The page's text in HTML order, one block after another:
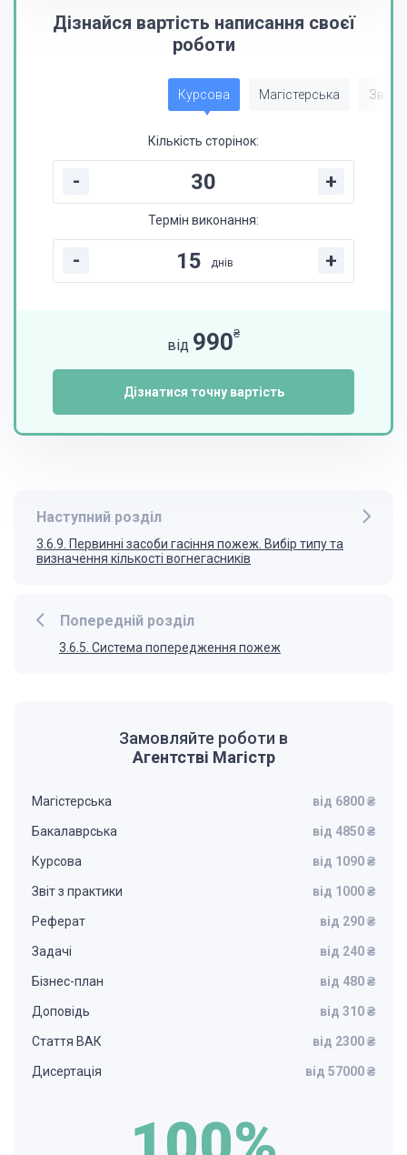
Дізнайся вартість написання своєї
роботи
Курсова Магістерська Звіт
Кількість сторінок:
- +
Термін виконання:
- днів +
від 990₴
Дізнатися точну вартість
Попередній розділ
3.6.5. Система попередження пожеж
Наступний розділ
3.6.9. Первинні засоби гасіння пожеж. Вибір типу та
визначення кількості вогнегасників
Замовляйте роботи в
Агентстві Магістр
Магістерська від 6800 ₴
Бакалаврська від 4850 ₴
Курсова від 1090 ₴
Звіт з практики від 1000 ₴
Реферат від 290 ₴
Задачі від 240 ₴
Бізнес-план від 480 ₴
Доповідь від 310 ₴
Стаття ВАК від 2300 ₴
Дисертація від 57000 ₴